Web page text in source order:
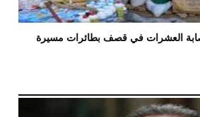
28 مدنيا وإصابة العشرات في قصف بطائرات مسيرة